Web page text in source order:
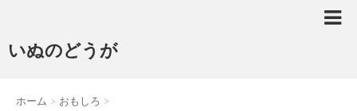
いぬのどうが
ホーム > おもしろ >